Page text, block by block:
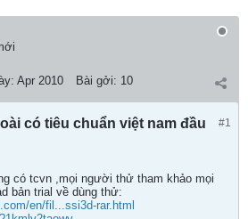
Apr 2010 Bài gởi: 10
#1
có tiêu chuẩn việt nam đầu
có tcvn ,mọi người thử tham khảo mọi
bản trial về dùng thử:
en/fil...ssi3d-rar.html